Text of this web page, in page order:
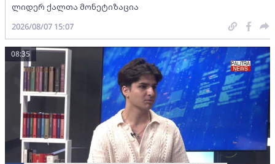
ლიდერ ქალთა მონეტიზაცია
2026/08/07 15:07
08:35